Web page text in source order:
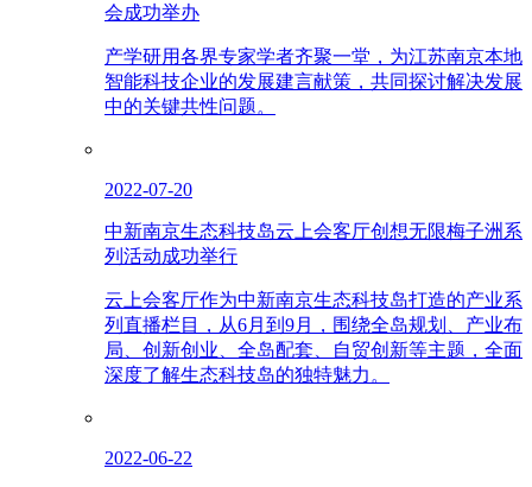
会成功举办
产学研用各界专家学者齐聚一堂，为江苏南京本地
智能科技企业的发展建言献策，共同探讨解决发展
中的关键共性问题。
2022-07-20
中新南京生态科技岛云上会客厅创想无限梅子洲系
列活动成功举行
云上会客厅作为中新南京生态科技岛打造的产业系
列直播栏目，从6月到9月，围绕全岛规划、产业布
局、创新创业、全岛配套、自贸创新等主题，全面
深度了解生态科技岛的独特魅力。
2022-06-22